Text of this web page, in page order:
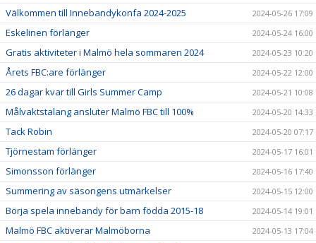
Välkommen till Innebandykonfa 2024-2025 2024-05-26 17:09
Eskelinen förlänger 2024-05-24 16:00
Gratis aktiviteter i Malmö hela sommaren 2024 2024-05-23 10:20
Årets FBC:are förlänger 2024-05-22 12:00
26 dagar kvar till Girls Summer Camp 2024-05-21 10:08
Målvaktstalang ansluter Malmö FBC till 100% 2024-05-20 14:33
Tack Robin 2024-05-20 07:17
Tjörnestam förlänger 2024-05-17 16:01
Simonsson förlänger 2024-05-16 17:40
Summering av säsongens utmärkelser 2024-05-15 12:00
Börja spela innebandy för barn födda 2015-18 2024-05-14 19:01
Malmö FBC aktiverar Malmöborna 2024-05-13 17:04